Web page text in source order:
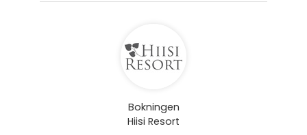
Bokningen
Hiisi Resort